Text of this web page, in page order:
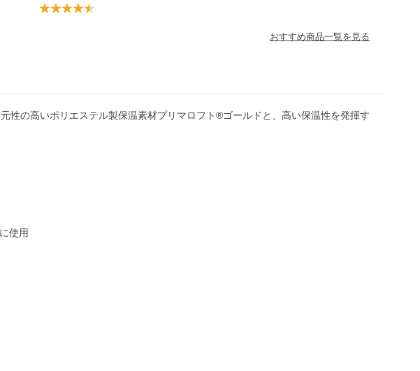
おすすめ商品一覧を見る
性の高いポリエステル製保温素材プリマロフト®ゴールドと、高い保温性を発揮す
使用